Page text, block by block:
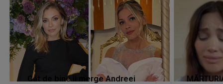
Cât de bine îi merge Andreei